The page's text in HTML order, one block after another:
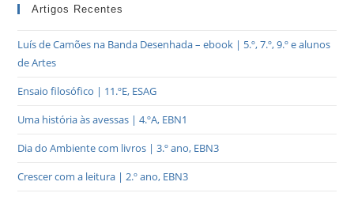
Artigos Recentes
Luís de Camões na Banda Desenhada – ebook | 5.º, 7.º, 9.º e alunos
de Artes
Ensaio filosófico | 11.ºE, ESAG
Uma história às avessas | 4.ºA, EBN1
Dia do Ambiente com livros | 3.º ano, EBN3
Crescer com a leitura | 2.º ano, EBN3